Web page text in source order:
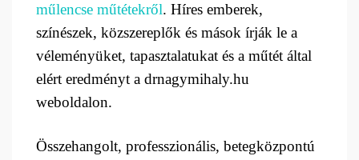
műlencse műtétekről. Híres emberek,
színészek, közszereplők és mások írják le a
véleményüket, tapasztalatukat és a műtét által
elért eredményt a drnagymihaly.hu
weboldalon.
Összehangolt, professzionális, betegközpontú